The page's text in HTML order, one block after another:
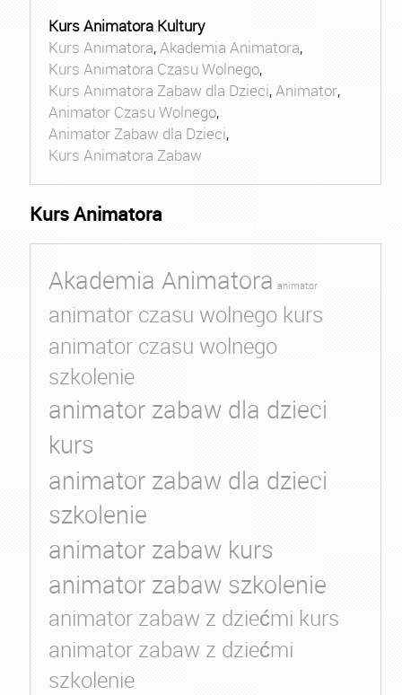
Kurs Animatora Kultury
Kurs Animatora,Akademia Animatora,
Kurs Animatora Czasu Wolnego,
Kurs Animatora Zabaw dla Dzieci,Animator,
Animator Czasu Wolnego,
Animator Zabaw dla Dzieci,
Kurs Animatora Zabaw
Kurs Animatora
Akademia Animatora animator
animator czasu wolnego kurs
animator czasu wolnego
szkolenie
animator zabaw dla dzieci
kurs
animator zabaw dla dzieci
szkolenie
animator zabaw kurs
animator zabaw szkolenie
animator zabaw z dziećmi kurs
animator zabaw z dziećmi
szkolenie